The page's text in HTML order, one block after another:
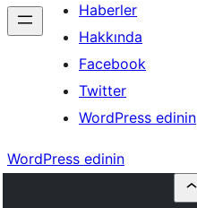
Haberler
Hakkında
Facebook
Twitter
WordPress edinin
WordPress edinin